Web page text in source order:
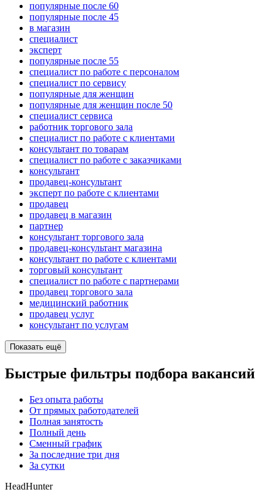
популярные после 60
популярные после 45
в магазин
специалист
эксперт
популярные после 55
специалист по работе с персоналом
специалист по сервису
популярные для женщин
популярные для женщин после 50
специалист сервиса
работник торгового зала
специалист по работе с клиентами
консультант по товарам
специалист по работе с заказчиками
консультант
продавец-консультант
эксперт по работе с клиентами
продавец
продавец в магазин
партнер
консультант торгового зала
продавец-консультант магазина
консультант по работе с клиентами
торговый консультант
специалист по работе с партнерами
продавец торгового зала
медицинский работник
продавец услуг
консультант по услугам
Показать ещё
Быстрые фильтры подбора вакансий
Без опыта работы
От прямых работодателей
Полная занятость
Полный день
Сменный график
За последние три дня
За сутки
HeadHunter